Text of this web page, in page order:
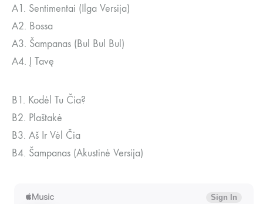
A1. Sentimentai (Ilga Versija)
A2. Bossa
A3. Šampanas (Bul Bul Bul)
A4. Į Tavę
B1. Kodėl Tu Čia?
B2. Plaštakė
B3. Aš Ir Vėl Čia
B4. Šampanas (Akustinė Versija)